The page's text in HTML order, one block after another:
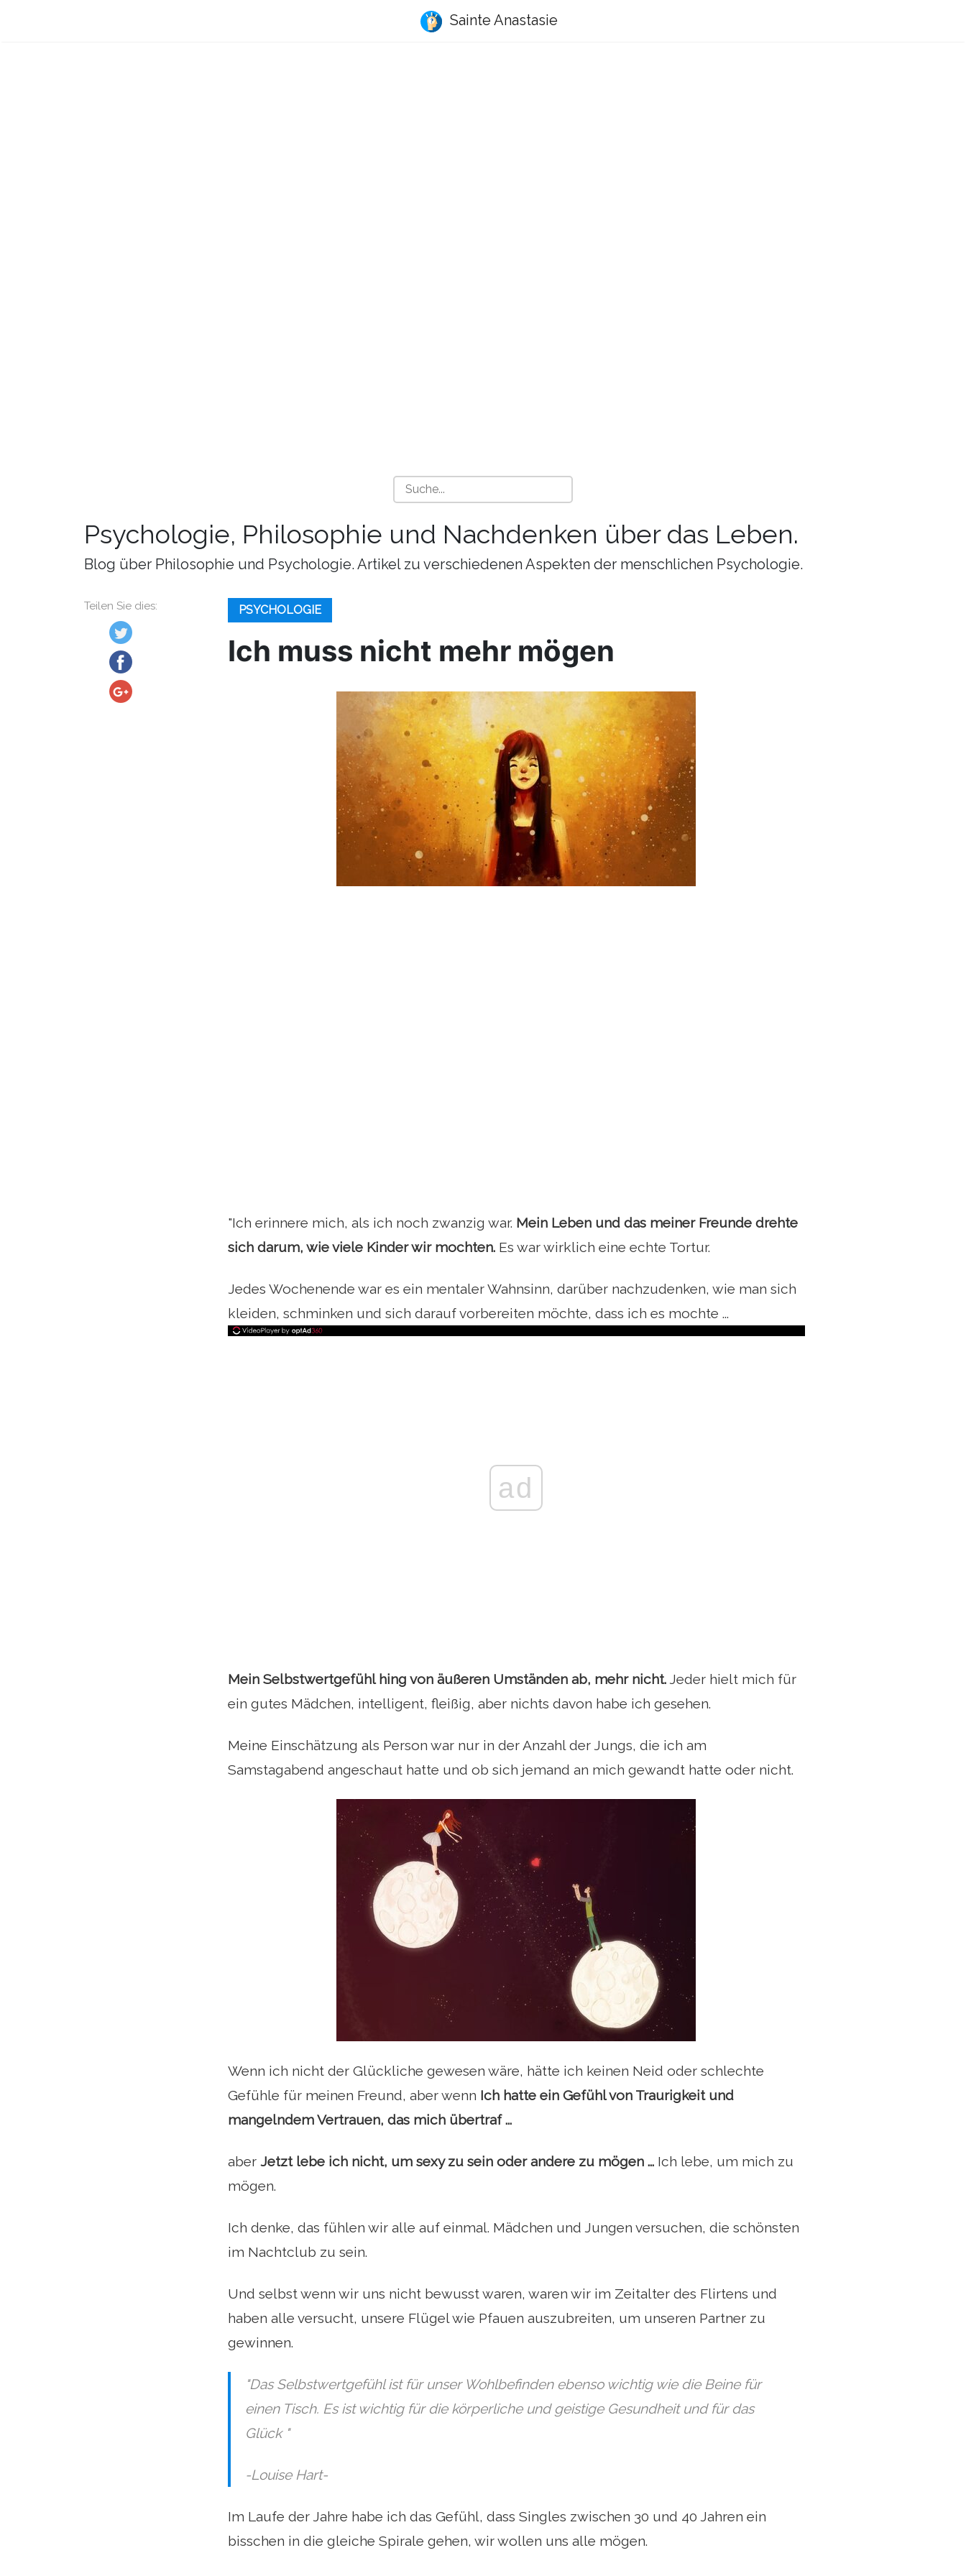
Sainte Anastasie
Psychologie, Philosophie und Nachdenken über das Leben.
Blog über Philosophie und Psychologie. Artikel zu verschiedenen Aspekten der menschlichen Psychologie.
Teilen Sie dies: PSYCHOLOGIE
Ich muss nicht mehr mögen
"Ich erinnere mich, als ich noch zwanzig war. Mein Leben und das meiner Freunde drehte
sich darum, wie viele Kinder wir mochten. Es war wirklich eine echte Tortur.
Jedes Wochenende war es ein mentaler Wahnsinn, darüber nachzudenken, wie man sich
kleiden, schminken und sich darauf vorbereiten möchte, dass ich es mochte ...
ad
Mein Selbstwertgefühl hing von äußeren Umständen ab, mehr nicht. Jeder hielt mich für
ein gutes Mädchen, intelligent, fleißig, aber nichts davon habe ich gesehen.
Meine Einschätzung als Person war nur in der Anzahl der Jungs, die ich am
Samstagabend angeschaut hatte und ob sich jemand an mich gewandt hatte oder nicht.
Wenn ich nicht der Glückliche gewesen wäre, hätte ich keinen Neid oder schlechte
Gefühle für meinen Freund, aber wenn Ich hatte ein Gefühl von Traurigkeit und
mangelndem Vertrauen, das mich übertraf ...
aber Jetzt lebe ich nicht, um sexy zu sein oder andere zu mögen ... Ich lebe, um mich zu
mögen.
Ich denke, das fühlen wir alle auf einmal. Mädchen und Jungen versuchen, die schönsten
im Nachtclub zu sein.
Und selbst wenn wir uns nicht bewusst waren, waren wir im Zeitalter des Flirtens und
haben alle versucht, unsere Flügel wie Pfauen auszubreiten, um unseren Partner zu
gewinnen.
"Das Selbstwertgefühl ist für unser Wohlbefinden ebenso wichtig wie die Beine für
einen Tisch. Es ist wichtig für die körperliche und geistige Gesundheit und für das
Glück "
-Louise Hart-
Im Laufe der Jahre habe ich das Gefühl, dass Singles zwischen 30 und 40 Jahren ein
bisschen in die gleiche Spirale gehen, wir wollen uns alle mögen.